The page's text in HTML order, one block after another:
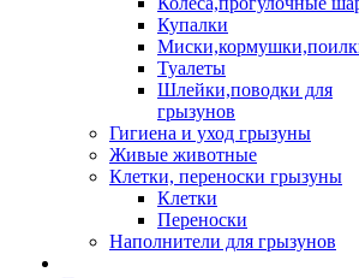
Купалки
Туалеты
Шлейки,поводки для
грызунов
Гигиена и уход грызуны
Живые животные
Клетки, переноски грызуны
Клетки
Переноски
Наполнители для грызунов